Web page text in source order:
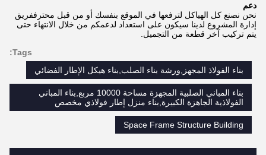
دعم
نحن نصنع كل الهياكل لترفعها في الموقع بنفسك أو من قبل محترففريق
إدارة المشروع لدينا سيكون على استعداد لدعمكم من خلال الانتهاء حتى
يتم تركيب آخر قطعة من التجميل.
Tags:
بناء الفولاذ المجهز,ورشة بناء الصلب,بناء هيكل الإطار الفضائي
بناء المباني الصلبية المجهزة مساحة 10000 مربع,بناء المباني
الفولاذية الجاهزة الكبيرة,بناء منزل إطار فولاذي مخصص
Space Frame Structure Building